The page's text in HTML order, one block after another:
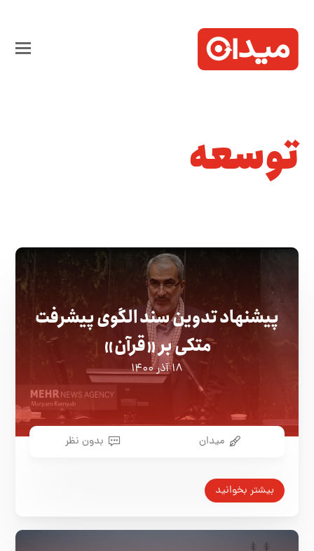
توسعه
پیشنهاد تدوین سند الگوی پیشرفت
متکی بر «قرآن»
۱۸ آذر ۱۴۰۰
میدان بدون نظر
بیشتر بخوانید